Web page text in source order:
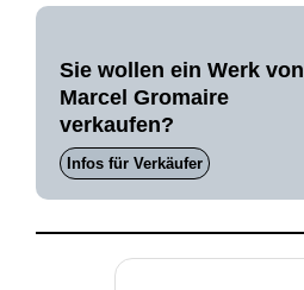
Sie wollen ein Werk von
Marcel Gromaire
verkaufen?
Infos für Verkäufer